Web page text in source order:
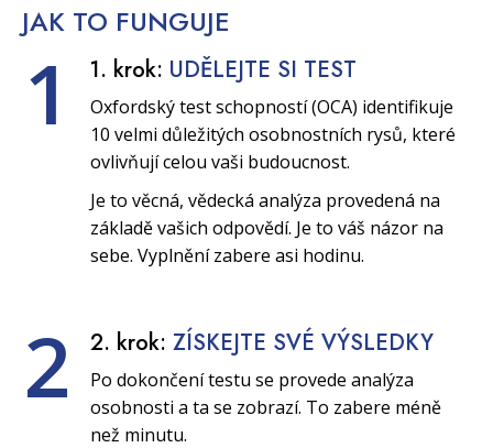
JAK TO FUNGUJE
1 1. krok: UDĚLEJTE SI TEST
Oxfordský test schopností (OCA) identifikuje
10 velmi důležitých osobnostních rysů, které
ovlivňují celou vaši budoucnost.
Je to věcná, vědecká analýza provedená na
základě vašich odpovědí. Je to váš názor na
sebe. Vyplnění zabere asi hodinu.
2 2. krok: ZÍSKEJTE SVÉ VÝSLEDKY
Po dokončení testu se provede analýza
osobnosti a ta se zobrazí. To zabere méně
než minutu.